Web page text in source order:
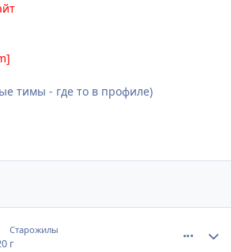
тимы - где то в профиле)
Старожилы
г